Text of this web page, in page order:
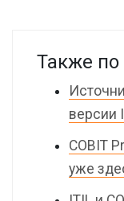
Также по
версии
COBIT
уже